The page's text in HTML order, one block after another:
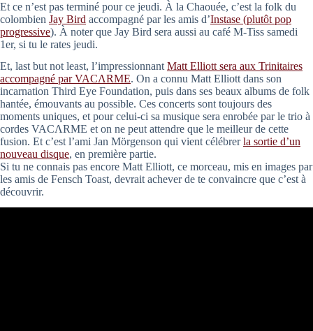
Et ce n’est pas terminé pour ce jeudi. À la Chaouée, c’est la folk du
colombien Jay Bird accompagné par les amis d’Instase (plutôt pop
progressive). À noter que Jay Bird sera aussi au café M-Tiss samedi
1er, si tu le rates jeudi.
Et, last but not least, l’impressionnant Matt Elliott sera aux Trinitaires
accompagné par VACΛRME. On a connu Matt Elliott dans son
incarnation Third Eye Foundation, puis dans ses beaux albums de folk
hantée, émouvants au possible. Ces concerts sont toujours des
moments uniques, et pour celui-ci sa musique sera enrobée par le trio à
cordes VACΛRME et on ne peut attendre que le meilleur de cette
fusion. Et c’est l’ami Jan Mörgenson qui vient célébrerla sortie d’un
nouveau disque, en première partie.
Si tu ne connais pas encore Matt Elliott, ce morceau, mis en images par
les amis de Fensch Toast, devrait achever de te convaincre que c’est à
découvrir.